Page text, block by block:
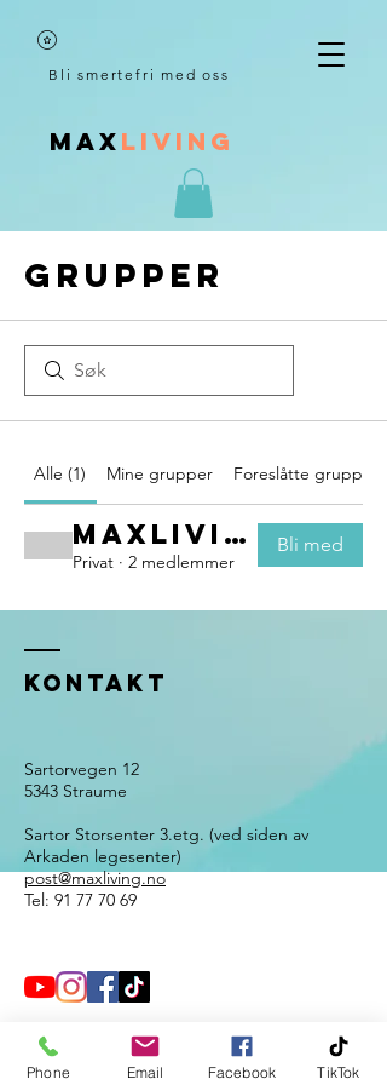
MAX LIVING
Bli smertefri med oss
Grupper
Alle (1) Mine grupper Foreslåtte grupper
Maxliving selvbehandler
Privat · 2 medlemmer
Bli med
Kontakt
Sartorvegen 12
5343 Straume
Sartor Storsenter 3.etg. (ved siden av
Arkaden legesenter)
post@maxliving.no
Tel: 91 77 70 69
Phone Email Facebook TikTok